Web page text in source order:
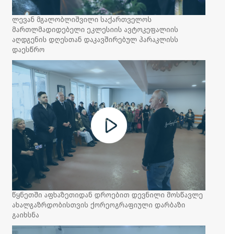
ლევან მგალობლიშვილი საქართველოს
მართლმადიდებელი ეკლესიის ავტოკეფალიის
აღდგენის დღესთან დაკავშირებულ პარაკლისს
დაესწრო
წყნეთში აფხაზეთიდან დროებით დევნილი მოსწავლე
ახალგაზრდობისთვის ქორეოგრაფიული დარბაზი
გაიხსნა